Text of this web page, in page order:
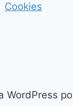
Cookies
WordPress